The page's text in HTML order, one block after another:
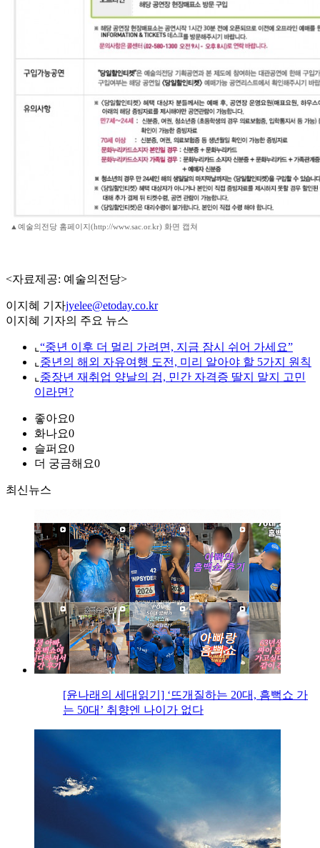
▲예술의전당 홈페이지(http://www.sac.or.kr) 화면 캡쳐
<자료제공: 예술의전당>
이지혜 기자jyelee@etoday.co.kr
이지혜 기자의 주요 뉴스
⌞ “중년 이후 더 멀리 가려면, 지금 잠시 쉬어 가세요”
⌞ 중년의 해외 자유여행 도전, 미리 알아야 할 5가지 원칙
⌞ 중장년 재취업 양날의 검, 민간 자격증 딸지 말지 고민
이라면?
좋아요0
화나요0
슬퍼요0
더 궁금해요0
최신뉴스
[윤나래의 세대읽기] ‘뜨개질하는 20대, 흠뻑쇼 가
는 50대’ 취향엔 나이가 없다